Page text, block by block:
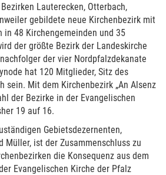
Lauterecken, Otterbach,
gebildete neue Kirchenbezirk mit
in 48 Kirchengemeinden und 35
der größte Bezirk der Landeskirche
der vier Nordpfalzdekanate
hat 120 Mitglieder, Sitz des
sein. Mit dem Kirchenbezirk „An Alsenz
der Bezirke in der Evangelischen
19 auf 16.
Gebietsdezernenten,
Müller, ist der Zusammenschluss zu
die Konsequenz aus dem
Evangelischen Kirche der Pfalz